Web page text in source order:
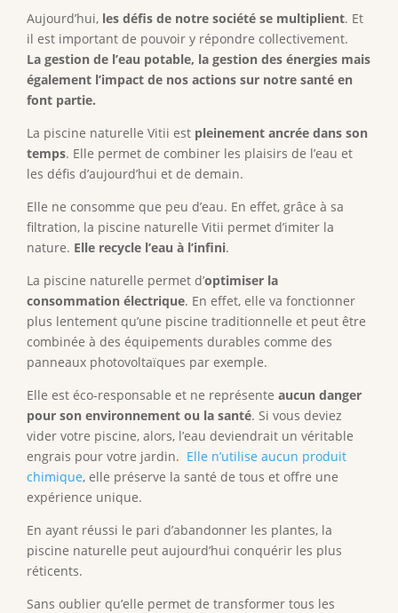
Aujourd’hui, les défis de notre société se multiplient. Et
il est important de pouvoir y répondre collectivement.
La gestion de l’eau potable, la gestion des énergies mais
également l’impact de nos actions sur notre santé en
font partie.
La piscine naturelle Vitii est pleinement ancrée dans son
temps. Elle permet de combiner les plaisirs de l’eau et
les défis d’aujourd’hui et de demain.
Elle ne consomme que peu d’eau. En effet, grâce à sa
filtration, la piscine naturelle Vitii permet d’imiter la
nature. Elle recycle l’eau à l’infini.
La piscine naturelle permet d’optimiser la
consommation électrique. En effet, elle va fonctionner
plus lentement qu’une piscine traditionnelle et peut être
combinée à des équipements durables comme des
panneaux photovoltaïques par exemple.
Elle est éco-responsable et ne représente aucun danger
pour son environnement ou la santé. Si vous deviez
vider votre piscine, alors, l’eau deviendrait un véritable
engrais pour votre jardin. Elle n’utilise aucun produit
chimique, elle préserve la santé de tous et offre une
expérience unique.
En ayant réussi le pari d’abandonner les plantes, la
piscine naturelle peut aujourd’hui conquérir les plus
réticents.
Sans oublier qu’elle permet de transformer tous les